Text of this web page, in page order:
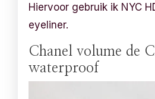
Hiervoor gebruik ik NYC
eyeliner.
Chanel volume de
waterproof